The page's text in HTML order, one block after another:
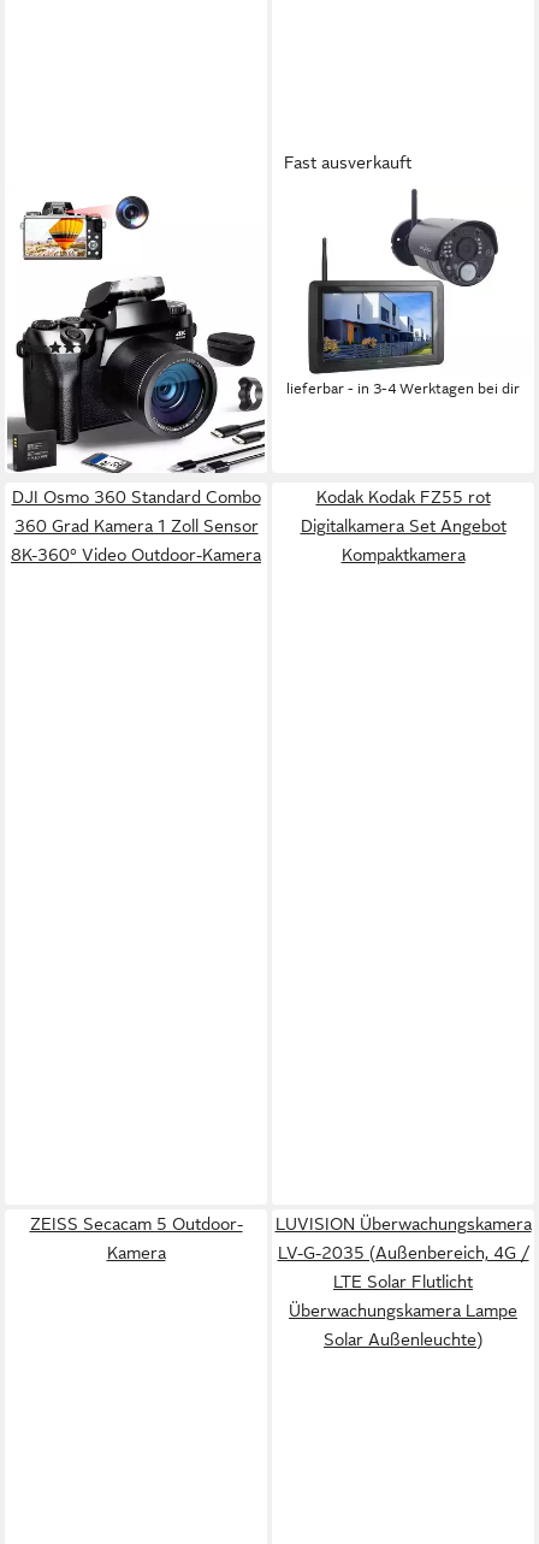
FANNOU
4,0" Touchscreen
Kompaktkamera
Auflösung Foto
(1)
197,99 € UVP329,00 €
18,08 € mtl. in 12 Raten
-40%
lieferbar - in 2-3 Werktagen bei dir
Fast ausverkauft
Outdoor-Kamera (WLAN (Wi-
Fi), IP Überwachungskamera
mit Live-Übertragung auf
Handy Bewegungsmelder)
258,99 €
12,86 €mtl. in 24 Raten
lieferbar - in 3-4 Werktagen bei dir
DJI Osmo 360 Standard Combo
360 Grad Kamera 1 Zoll Sensor
8K-360° Video Outdoor-Kamera
Kodak Kodak FZ55 rot
Digitalkamera Set Angebot
Kompaktkamera
ZEISS Secacam 5 Outdoor-
Kamera
LUVISION Überwachungskamera
LV-G-2035 (Außenbereich, 4G /
LTE Solar Flutlicht
Überwachungskamera Lampe
Solar Außenleuchte)